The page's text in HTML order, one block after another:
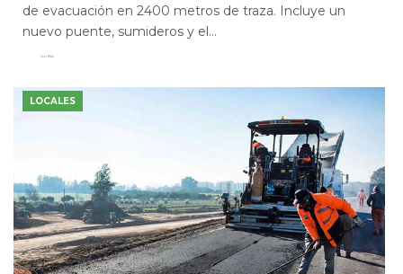
de evacuación en 2400 metros de traza. Incluye un
nuevo puente, sumideros y el...
Leer Más
LOCALES